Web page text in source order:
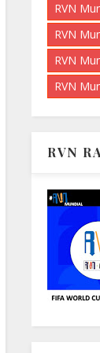
RVN
RVN
RVN
RVN
RVN